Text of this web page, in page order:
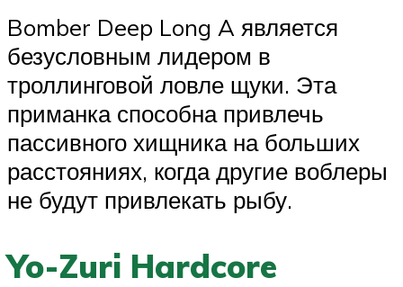
Bomber Deep Long A является
безусловным лидером в
троллинговой ловле щуки. Эта
приманка способна привлечь
пассивного хищника на больших
расстояниях, когда другие воблеры
не будут привлекать рыбу.
Yo-Zuri Hardcore